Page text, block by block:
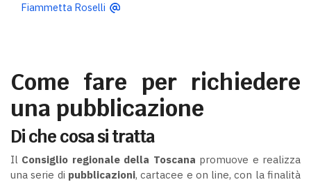
Fiammetta Roselli
Come fare per richiedere
una pubblicazione
Di che cosa si tratta
Il Consiglio regionale della Toscana promuove e realizza
una serie di pubblicazioni, cartacee e on line, con la finalità